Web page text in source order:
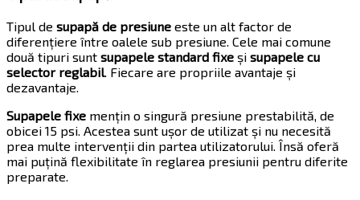
Tipul de supapă de presiune este un alt factor de
diferențiere între oalele sub presiune. Cele mai comune
două tipuri sunt supapele standard fixe și supapele cu
selector reglabil. Fiecare are propriile avantaje și
dezavantaje.
Supapele fixe mențin o singură presiune prestabilită, de
obicei 15 psi. Acestea sunt ușor de utilizat și nu necesită
prea multe intervenții din partea utilizatorului. Însă oferă
mai puțină flexibilitate în reglarea presiunii pentru diferite
preparate.